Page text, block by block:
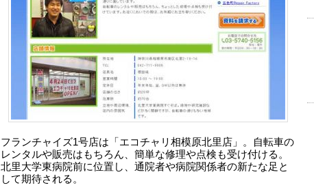
フランチャイズ1号店は「エコチャリ相模原北里店」。自転車の
レンタルや販売はもちろん、簡単な修理や点検も受け付ける。
北里大学東病院前に位置し、通院者や病院関係者の新たな足と
して期待される。